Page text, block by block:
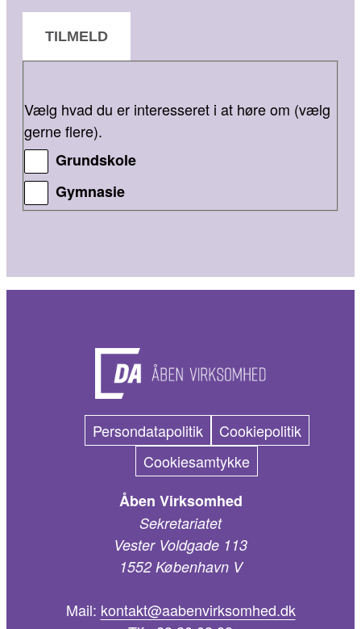
TILMELD
Vælg hvad du er interesseret i at høre om (vælg
gerne flere).
Grundskole
Gymnasie
Persondatapolitik
Cookiepolitik
Cookiesamtykke
Åben Virksomhed
Sekretariatet
Vester Voldgade 113
1552 København V
Mail: kontakt@aabenvirksomhed.dk